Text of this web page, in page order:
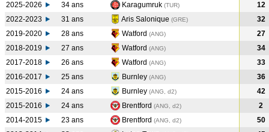
2025-2026 34 ans Karagumruk (TUR)
12
2022-2023
31 ans Aris Salonique (GRE)
32
2019-2020
28 ans Watford (ANG)
27
2018-2019
27 ans Watford (ANG)
34
2017-2018
26 ans Watford (ANG)
33
2016-2017
25 ans Burnley (ANG)
36
2015-2016
24 ans Burnley (ANG, d2)
42
2015-2016
24 ans Brentford (ANG, d2)
2
2014-2015
23 ans Brentford (ANG, d2)
50